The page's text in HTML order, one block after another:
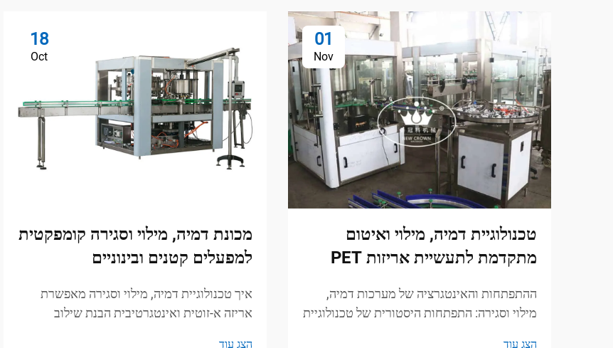
01
Nov
טכנולוגיית דמיה, מילוי ואיטום
מתקדמת לתעשיית אריזות PET
ההתפתחות והאינטגרציה של מערכות דמיה,
מילוי וסגירה: התפתחות היסטורית של טכנולוגיית
הצג עוד
18
Oct
מכונת דמיה, מילוי וסגירה קומפקטית
למפעלים קטנים ובינוניים
איך טכנולוגיית דמיה, מילוי וסגירה מאפשרת
אריזה א-זוטית ואינטגרטיבית הבנת שילוב
הצג עוד